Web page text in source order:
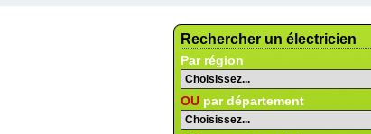
Rechercher un électricien
Par région
OU par département